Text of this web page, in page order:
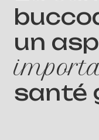
un
santé